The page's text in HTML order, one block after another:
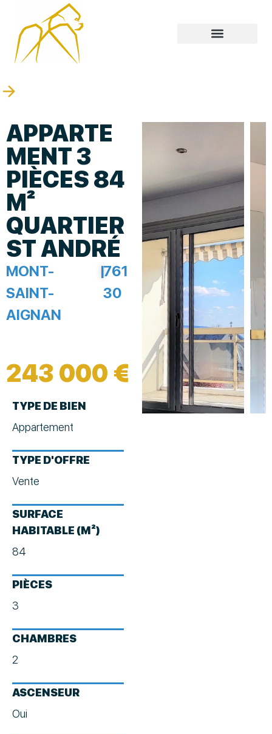
APPARTE
MENT 3
PIÈCES 84
M²
QUARTIER
ST ANDRÉ
MONT-
SAINT-
AIGNAN
|761
30
243 000 €
TYPE DE BIEN
Appartement
TYPE D'OFFRE
Vente
SURFACE
HABITABLE (M²)
84
PIÈCES
3
CHAMBRES
2
ASCENSEUR
Oui